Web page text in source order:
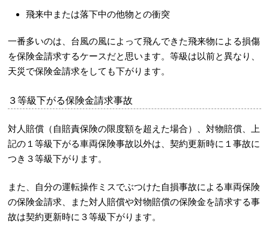
飛来中または落下中の他物との衝突
一番多いのは、台風の風によって飛んできた飛来物による損傷
を保険金請求するケースだと思います。等級は以前と異なり、
天災で保険金請求をしても下がります。
３等級下がる保険金請求事故
対人賠償（自賠責保険の限度額を超えた場合）、対物賠償、上
記の１等級下がる車両保険事故以外は、契約更新時に１事故に
つき３等級下がります。
また、自分の運転操作ミスでぶつけた自損事故による車両保険
の保険金請求、また対人賠償や対物賠償の保険金を請求する事
故は契約更新時に３等級下がります。